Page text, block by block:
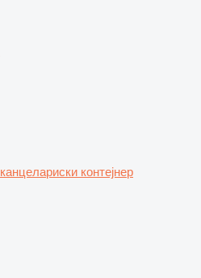
канцелариски контејнер